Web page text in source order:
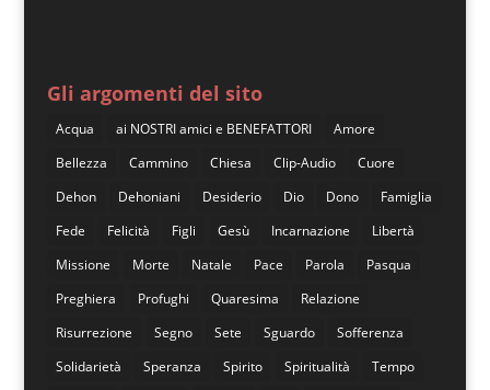
Gli argomenti del sito
Acqua ai NOSTRI amici e BENEFATTORI
Amore
Bellezza
Cammino Chiesa Clip-Audio
Cuore
Dehon
Dehoniani Desiderio Dio Dono
Famiglia
Fede
Felicità Figli Gesù Incarnazione
Libertà
Missione
Morte Natale Pace Parola
Pasqua
Preghiera
Profughi Quaresima
Relazione
Risurrezione
Segno Sete Sguardo
Sofferenza
Solidarietà
Speranza Spirito Spiritualità
Tempo